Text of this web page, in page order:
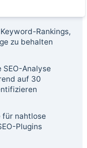
Rankings,
zu behalten
Analyse
auf 30
für nahtlose
Plugins